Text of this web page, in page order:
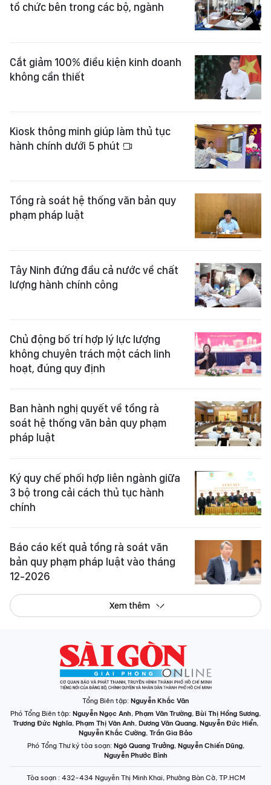
tổ chức bên trong các bộ, ngành
Cắt giảm 100% điều kiện kinh doanh
không cần thiết
Kiosk thông minh giúp làm thủ tục
hành chính dưới 5 phút
Tổng rà soát hệ thống văn bản quy
phạm pháp luật
Tây Ninh đứng đầu cả nước về chất
lượng hành chính công
Chủ động bố trí hợp lý lực lượng
không chuyên trách một cách linh
hoạt, đúng quy định
Ban hành nghị quyết về tổng rà
soát hệ thống văn bản quy phạm
pháp luật
Ký quy chế phối hợp liên ngành giữa
3 bộ trong cải cách thủ tục hành
chính
Báo cáo kết quả tổng rà soát văn
bản quy phạm pháp luật vào tháng
12-2026
Xem thêm
Tổng Biên tập: Nguyễn Khắc Văn
Phó Tổng Biên tập: Nguyễn Ngọc Anh, Phạm Văn Trường, Bùi Thị Hồng Sương,
Trương Đức Nghĩa, Phạm Thị Vân Anh, Dương Văn Quang, Nguyễn Đức Hiển,
Nguyễn Khắc Cường, Trần Gia Bảo
Phó Tổng Thư ký tòa soạn: Ngô Quang Trưởng, Nguyễn Chiến Dũng,
Nguyễn Phước Bình
Tòa soạn : 432-434 Nguyễn Thị Minh Khai, Phường Bàn Cờ, TP.HCM